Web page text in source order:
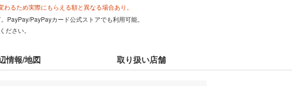
るため実際にもらえる額と異なる場合あり。
PayPay/PayPayカード公式ストアでも利用可能。
ださい。
情報/地図 取り扱い店舗